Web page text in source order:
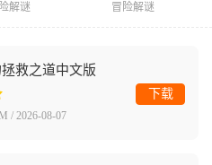
解谜 冒险解谜
救之道中文版
/ 2026-08-07
下载